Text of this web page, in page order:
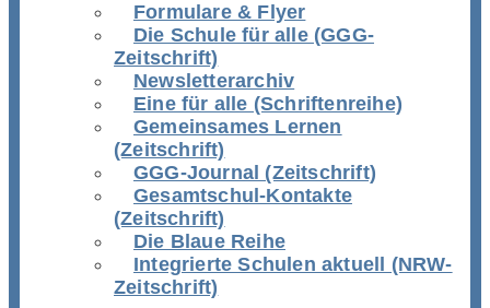
Formulare & Flyer
Die Schule für alle (GGG-
Zeitschrift)
Newsletterarchiv
Eine für alle (Schriftenreihe)
Gemeinsames Lernen
(Zeitschrift)
GGG-Journal (Zeitschrift)
Gesamtschul-Kontakte
(Zeitschrift)
Die Blaue Reihe
Integrierte Schulen aktuell (NRW-
Zeitschrift)